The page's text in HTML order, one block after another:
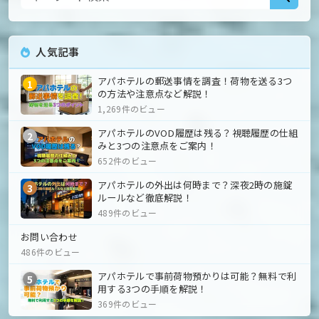
人気記事
1
アパホテルの郵送事情を調査！荷物を送る3つ
の方法や注意点など解説！
1,269件のビュー
2
アパホテルのVOD履歴は残る？視聴履歴の仕組
みと3つの注意点をご案内！
652件のビュー
3
アパホテルの外出は何時まで？深夜2時の施錠
ルールなど徹底解説！
489件のビュー
お問い合わせ
486件のビュー
5
アパホテルで事前荷物預かりは可能？無料で利
用する3つの手順を解説！
369件のビュー